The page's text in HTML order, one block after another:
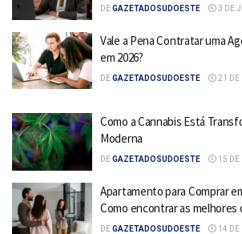
DEGAZETADOSUDOESTE 3 DE
Vale a Pena Contratar uma
em 2026?
DEGAZETADOSUDOESTE 21 DE
Como a Cannabis Está
Moderna
DEGAZETADOSUDOESTE 15
Apartamento para Comprar
Como encontrar as melhores
DEGAZETADOSUDOESTE 14